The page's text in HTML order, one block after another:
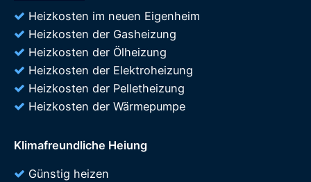
Heizkosten im neuen Eigenheim
Heizkosten der Gasheizung
Heizkosten der Ölheizung
Heizkosten der Elektroheizung
Heizkosten der Pelletheizung
Heizkosten der Wärmepumpe
Klimafreundliche Heiung
Günstig heizen